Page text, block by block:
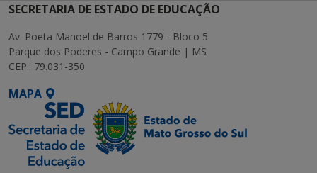
SECRETARIA DE ESTADO DE EDUCAÇÃO
Av. Poeta Manoel de Barros 1779 - Bloco 5
Parque dos Poderes - Campo Grande | MS
CEP.: 79.031-350
MAPA